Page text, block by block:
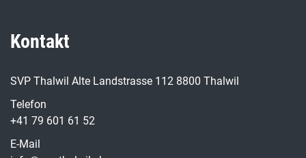
Kontakt
SVP Thalwil Alte Landstrasse 112 8800 Thalwil
Telefon
+41 79 601 61 52
E-Mail